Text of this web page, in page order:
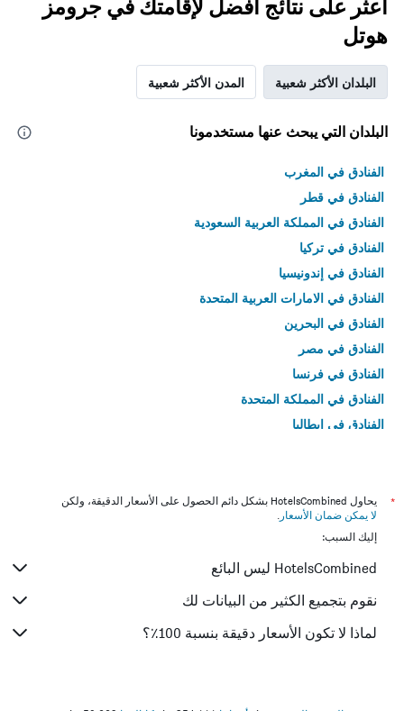
اعثر على نتائج أفضل لإقامتك في جرومز
هوتل
البلدان الأكثر شعبية المدن الأكثر شعبية
البلدان التي يبحث عنها مستخدمونا
الفنادق في المغرب
الفنادق في قطر
الفنادق في المملكة العربية السعودية
الفنادق في تركيا
الفنادق في إندونيسيا
الفنادق في الامارات العربية المتحدة
الفنادق في البحرين
الفنادق في مصر
الفنادق في فرنسا
الفنادق في المملكة المتحدة
الفنادق في إيطاليا
*
يحاول HotelsCombined بشكل دائم الحصول على الأسعار الدقيقة، ولكن
لا يمكن ضمان الأسعار .
إليك السبب:
HotelsCombined ليس البائع
نقوم بتجميع الكثير من البيانات لك
لماذا لا تكون الأسعار دقيقة بنسبة 100٪؟